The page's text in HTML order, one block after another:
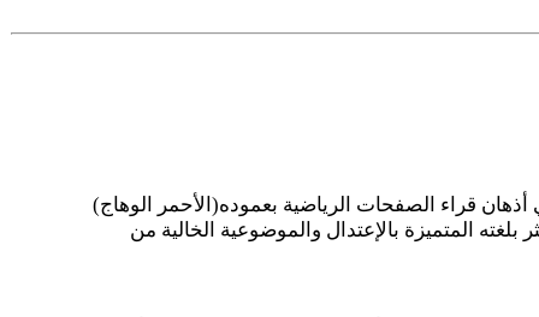
قراء الصفحات الرياضية بعموده(الأحمر الوهاج)
المتميزة بالإعتدال والموضوعية الخالية من